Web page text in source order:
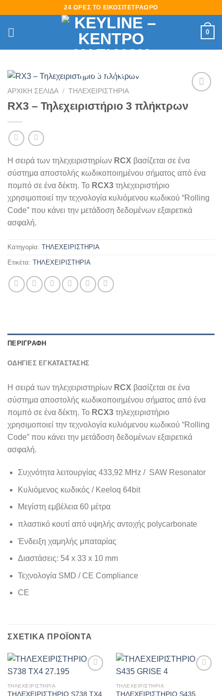
content
24 ΩΡΕΣ ΤΟ ΕΙΚΟΣΙΤΕΤΡΑΩΡΟ
0
στην
ΑΡΧΙΚΉ ΣΕΛΊΔΑ / ΤΗΛΕΧΕΙΡΙΣΤΗΡΙΑ
RX3 – Τηλεχειριστήριο 3 πλήκτρων
Η σειρά των τηλεχειριστηρίων RCX βασίζεται σε ένα
σύστημα αποστολής κωδικοποιημένου σήματος από ένα
πομπό σε ένα δέκτη. Το RCX3 τηλεχειριστήριο
χρησιμοποιεί την τεχνολογία κυλιόμενου κωδικού “Rolling
Code” που κάνει την μετάδοση δεδομένων εξαιρετικά
ασφαλή.
Κατηγορία: ΤΗΛΕΧΕΙΡΙΣΤΗΡΙΑ
Ετικέτα: ΤΗΛΕΧΕΙΡΙΣΤΗΡΙΑ
ΠΕΡΙΓΡΑΦΉ
ΟΔΗΓΊΕΣ ΕΓΚΑΤΆΣΤΑΣΗΣ
Η σειρά των τηλεχειριστηρίων RCX βασίζεται σε ένα
σύστημα αποστολής κωδικοποιημένου σήματος από ένα
πομπό σε ένα δέκτη. Το RCX3 τηλεχειριστήριο
χρησιμοποιεί την τεχνολογία κυλιόμενου κωδικού “Rolling
Code” που κάνει την μετάδοση δεδομένων εξαιρετικά
ασφαλή.
Συχνότητα λειτουργίας 433,92 MHz / SAW Resonator
Κυλιόμενος κωδικός / Keeloq 64bit
Μεγίστη εμβέλεια 60 μέτρα
πλαστικό κουτί από υψηλής αντοχής polycarbonate
Ένδειξη χαμηλής μπαταρίας
Διαστάσεις: 54 x 33 x 10 mm
Τεχνολογία SMD / CE Compliance
CE
ΣΧΕΤΙΚΆ ΠΡΟΪΌΝΤΑ
επιθυμιών
ΤΗΛΕΧΕΙΡΙΣΤΗΡΙΑ
ΤΗΛΕΧΕΙΡΙΣΤΗΡΙΟ S738 TX4
επιθυμιών
ΤΗΛΕΧΕΙΡΙΣΤΗΡΙΑ
ΤΗΛΕΧΕΙΡΙΣΤΗΡΙΟ S435